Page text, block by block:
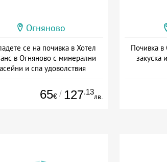
Огняново
се на почивка в Хотел
в Огняново с минерални
и спа удоволствия
65€ / 127.13
лв.
Почивка в
закуска